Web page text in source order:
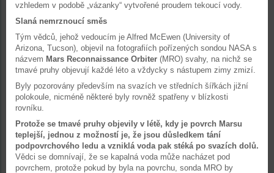
vzhledem v podobě „vázanky“ vytvořené proudem tekoucí vody.
Slaná nemrznoucí směs
Tým vědců, jehož vedoucím je Alfred McEwen (University of
Arizona, Tucson), objevil na fotografiích pořízených sondou NASA s
názvem Mars Reconnaissance Orbiter (MRO) svahy, na nichž se
tmavé pruhy objevují každé léto a vždycky s nástupem zimy zmizí.
Byly pozorovány především na svazích ve středních šířkách jižní
polokoule, nicméně některé byly rovněž spatřeny v blízkosti
rovníku.
Protože se tmavé pruhy objevily v létě, kdy je povrch Marsu
teplejší, jednou z možností je, že jsou důsledkem tání
podpovrchového ledu a vzniklá voda pak stéká po svazích dolů.
Vědci se domnívají, že se kapalná voda může nacházet pod
povrchem, protože pokud by byla na povrchu, sonda MRO by